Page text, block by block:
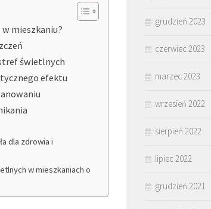
mieszkaniu?
świetlnych
efektu
dla zdrowia i
w mieszkaniach o
grudzień 2023
czerwiec 2023
marzec 2023
wrzesień 2022
sierpień 2022
lipiec 2022
grudzień 2021